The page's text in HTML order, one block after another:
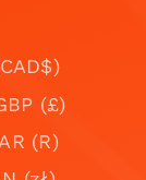
(£)
(R)